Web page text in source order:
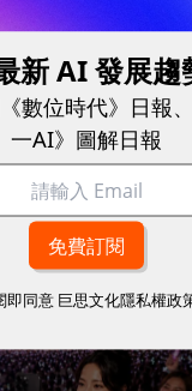
站最後一排！最低
市場重新定價？
快，momo為何仍導
棘手的缺工難題
整教學｜幫你讀
用情境一次看
台灣大哥大奪國際
新 AI 發展趨
數位時代》日報
一AI》圖解日報
即同意 巨思文化隱私權政